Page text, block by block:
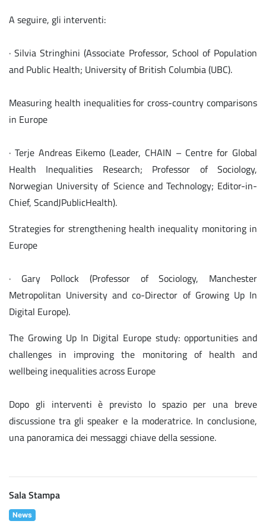
A seguire, gli interventi:
· Silvia Stringhini (Associate Professor, School of Population
and Public Health; University of British Columbia (UBC).
Measuring health inequalities for cross-country comparisons
in Europe
· Terje Andreas Eikemo (Leader, CHAIN – Centre for Global
Health Inequalities Research; Professor of Sociology,
Norwegian University of Science and Technology; Editor-in-
Chief, ScandJPublicHealth).
Strategies for strengthening health inequality monitoring in
Europe
· Gary Pollock (Professor of Sociology, Manchester
Metropolitan University and co-Director of Growing Up In
Digital Europe).
The Growing Up In Digital Europe study: opportunities and
challenges in improving the monitoring of health and
wellbeing inequalities across Europe
Dopo gli interventi è previsto lo spazio per una breve
discussione tra gli speaker e la moderatrice. In conclusione,
una panoramica dei messaggi chiave della sessione.
Sala Stampa
News